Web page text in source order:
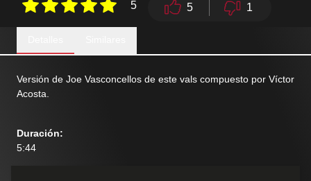
5 5 1
Versión de Joe Vasconcellos de este vals compuesto por Víctor
Acosta.
Duración:
5:44